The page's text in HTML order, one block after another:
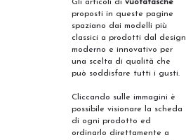
Gli articoli di vuotatasche
proposti in queste pagine
spaziano dai modelli più
classici a prodotti dal design
moderno e innovativo per
una scelta di qualità che
può soddisfare tutti i gusti.
Cliccando sulle immagini è
possibile visionare la scheda
di ogni prodotto ed
ordinarlo direttamente a